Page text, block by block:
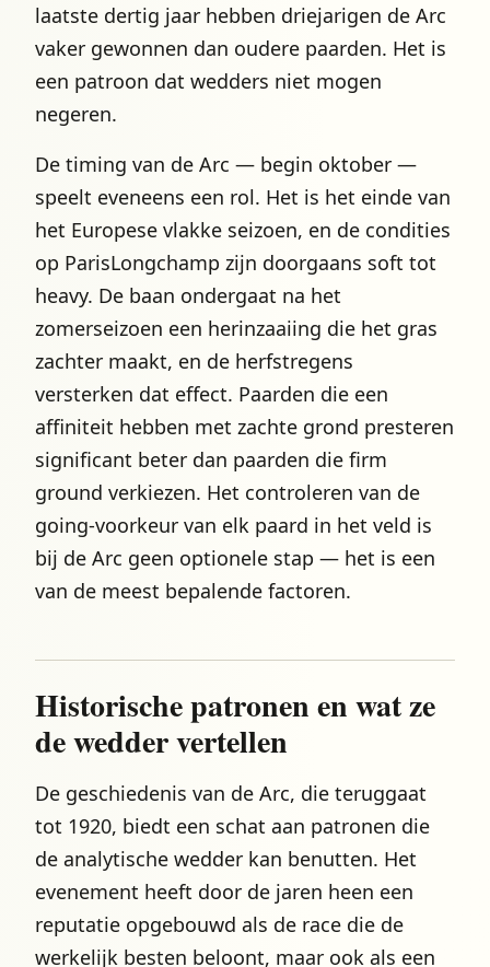
laatste dertig jaar hebben driejarigen de Arc
vaker gewonnen dan oudere paarden. Het is
een patroon dat wedders niet mogen
negeren.
De timing van de Arc — begin oktober —
speelt eveneens een rol. Het is het einde van
het Europese vlakke seizoen, en de condities
op ParisLongchamp zijn doorgaans soft tot
heavy. De baan ondergaat na het
zomerseizoen een herinzaaiing die het gras
zachter maakt, en de herfstregens
versterken dat effect. Paarden die een
affiniteit hebben met zachte grond presteren
significant beter dan paarden die firm
ground verkiezen. Het controleren van de
going-voorkeur van elk paard in het veld is
bij de Arc geen optionele stap — het is een
van de meest bepalende factoren.
Historische patronen en wat ze
de wedder vertellen
De geschiedenis van de Arc, die teruggaat
tot 1920, biedt een schat aan patronen die
de analytische wedder kan benutten. Het
evenement heeft door de jaren heen een
reputatie opgebouwd als de race die de
werkelijk besten beloont, maar ook als een